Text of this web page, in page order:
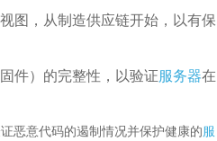
图，从制造供应链开始，以有保
件）的完整性，以验证服务器在
恶意代码的遏制情况并保护健康的服